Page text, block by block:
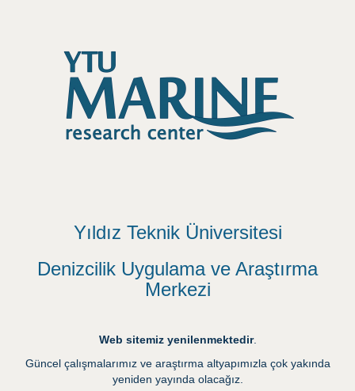
Yıldız Teknik Üniversitesi
Denizcilik Uygulama ve Araştırma
Merkezi
Web sitemiz yenilenmektedir.
Güncel çalışmalarımız ve araştırma altyapımızla çok yakında
yeniden yayında olacağız.